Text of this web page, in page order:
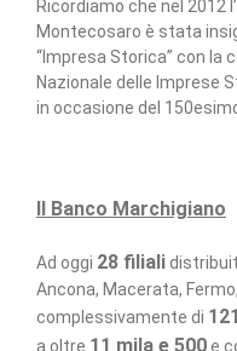
Ricordiamo che nel 2012
Montecosaro è stata
“Impresa Storica” con la
Nazionale delle Imprese
in occasione del
Il Banco Marchigiano
Ad oggi 28 filiali
Ancona, Macerata,
complessivamente di
a oltre 11 mila e 500e